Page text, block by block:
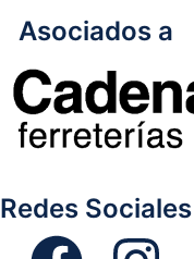
Asociados a
Redes Sociales